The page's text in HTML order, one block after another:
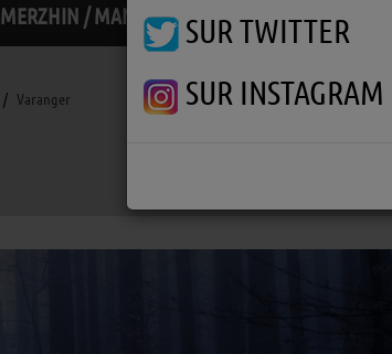
MERZHIN / MANU
Varanger
SUR TWITTER
SUR INSTAGRAM